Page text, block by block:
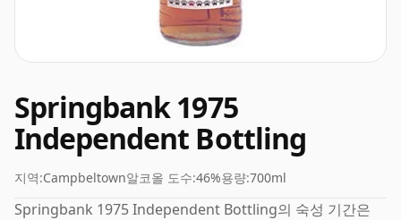
Springbank 1975
Independent Bottling
지역:Campbeltown알코올 도수:46%용량:700ml
Springbank 1975 Independent Bottling의 숙성 기간은